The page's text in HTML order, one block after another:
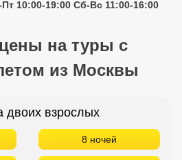
10:00-19:00 Сб-Вс 11:00-16:00
на туры с
из Москвы
двоих взрослых
8 ночей